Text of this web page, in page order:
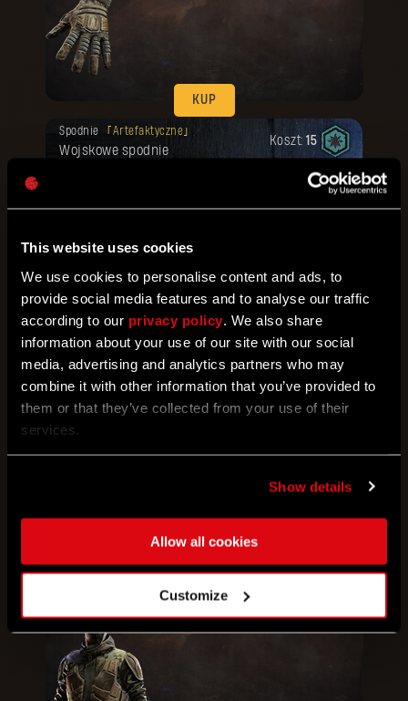
This website uses cookies
We use cookies to personalise content and ads, to
provide social media features and to analyse our traffic
according to our privacy policy . We also share
information about your use of our site with our social
media, advertising and analytics partners who may
combine it with other information that you’ve provided to
them or that they’ve collected from your use of their
services.
Show details
Allow all cookies
Customize
KUP
Spodnie Artefaktyczne
Wojskowe spodnie
Koszt: 15
Twoja nagroda została odblokowana.
Buty Artefaktyczne
Wojskowe buty
Koszt:15
KUP
Artefaktyczne
Strój wojskowy + Pancerz ubioru
Twoja nagroda została odblokowana.